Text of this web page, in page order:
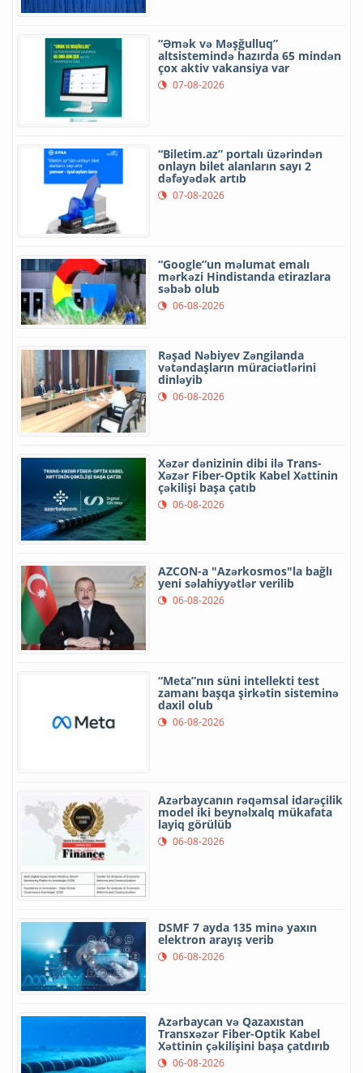
“Əmək və Məşğulluq”
altsistemində hazırda 65 mindən
çox aktiv vakansiya var
07-08-2026
“Biletim.az” portalı üzərindən
onlayn bilet alanların sayı 2
dəfəyədək artıb
07-08-2026
“Google”un məlumat emalı
mərkəzi Hindistanda etirazlara
səbəb olub
06-08-2026
Rəşad Nəbiyev Zəngilanda
vətəndaşların müraciətlərini
dinləyib
06-08-2026
Xəzər dənizinin dibi ilə Trans-
Xəzər Fiber-Optik Kabel Xəttinin
çəkilişi başa çatıb
06-08-2026
AZCON-a "Azərkosmos"la bağlı
yeni səlahiyyətlər verilib
06-08-2026
“Meta”nın süni intellekti test
zamanı başqa şirkətin sisteminə
daxil olub
06-08-2026
Azərbaycanın rəqəmsal idarəçilik
model iki beynəlxalq mükafata
layiq görülüb
06-08-2026
DSMF 7 ayda 135 minə yaxın
elektron arayış verib
06-08-2026
Azərbaycan və Qazaxıstan
Transxəzər Fiber-Optik Kabel
Xəttinin çəkilişini başa çatdırıb
06-08-2026